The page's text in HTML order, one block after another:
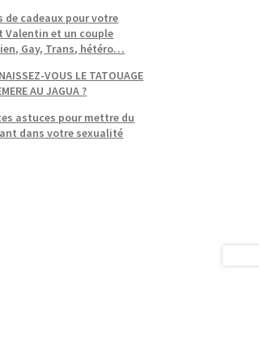
de cadeaux pour votre
Valentin et un couple
Gay, Trans, hétéro…
VOUS LE TATOUAGE
AU JAGUA ?
astuces pour mettre du
dans votre sexualité